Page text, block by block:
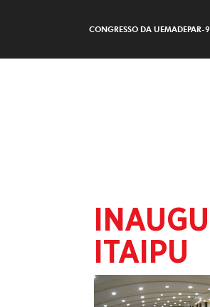
CONGRESSO DA UEMADEPAR-
ITAIPU